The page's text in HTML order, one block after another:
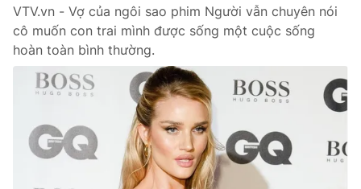
Emagazine Podcast
Photo
Shorts video
VTV Money VTV Thể thao
VTV.vn - Vợ của ngôi sao phim Người vẫn chuyên nói
cô muốn con trai mình được sống một cuộc sống
hoàn toàn bình thường.